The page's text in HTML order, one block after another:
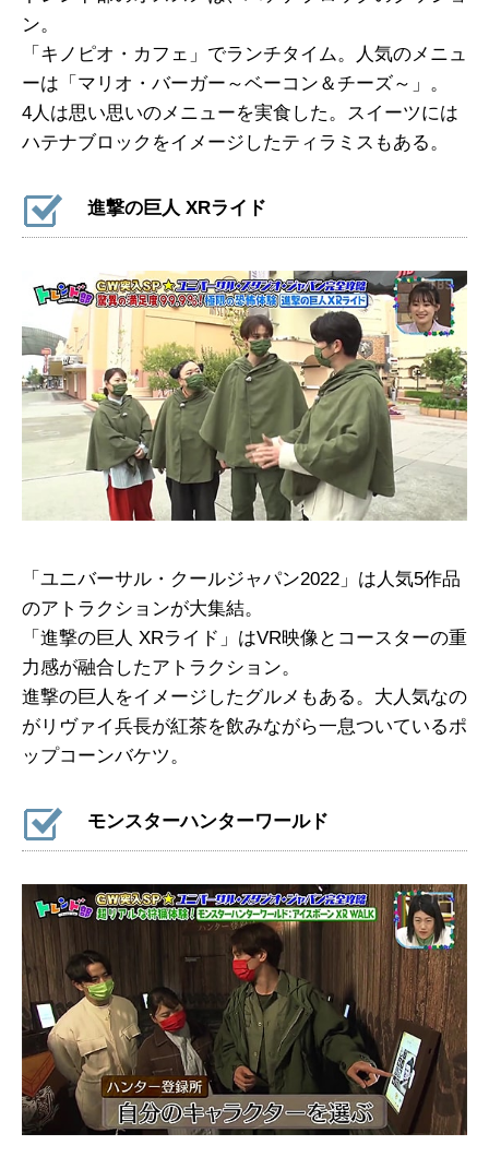
ン。
「キノピオ・カフェ」でランチタイム。人気のメニュ
ーは「マリオ・バーガー～ベーコン＆チーズ～」。
4人は思い思いのメニューを実食した。スイーツには
ハテナブロックをイメージしたティラミスもある。
進撃の巨人 XRライド
「ユニバーサル・クールジャパン2022」は人気5作品
のアトラクションが大集結。
「進撃の巨人 XRライド」はVR映像とコースターの重
力感が融合したアトラクション。
進撃の巨人をイメージしたグルメもある。大人気なの
がリヴァイ兵長が紅茶を飲みながら一息ついているポ
ップコーンバケツ。
モンスターハンターワールド